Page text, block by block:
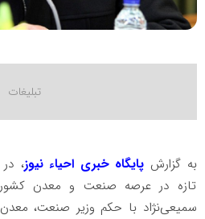
به گزارش پایگاه خبری احیاء نیوز،
تازه در عرصه صنعت و معدن
سمیعی‌نژاد با حکم وزیر صنعت،